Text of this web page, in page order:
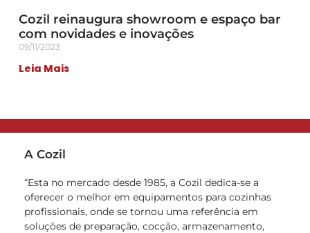
Cozil reinaugura showroom e espaço bar
com novidades e inovações
09/11/2023
Leia Mais
A Cozil
“Esta no mercado desde 1985, a Cozil dedica-se a
oferecer o melhor em equipamentos para cozinhas
profissionais, onde se tornou uma referência em
soluções de preparação, cocção, armazenamento,